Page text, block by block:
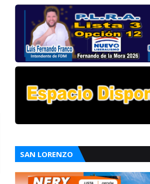
SAN LORENZO